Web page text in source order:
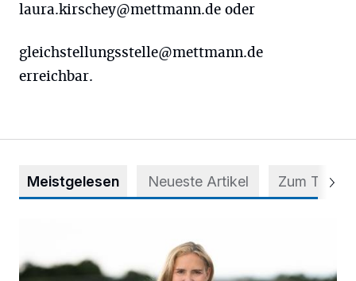
laura.kirschey@mettmann.de oder
gleichstellungsstelle@mettmann.de
erreichbar.
Meistgelesen Neueste Artikel Zum Thema